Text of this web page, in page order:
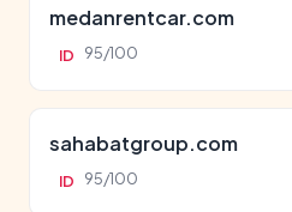
medanrentcar.com
ID 95/100
sahabatgroup.com
ID 95/100